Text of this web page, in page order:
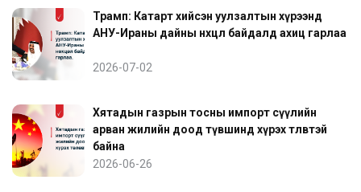
Трамп: Катарт хийсэн уулзалтын хүрээнд
АНУ-Ираны дайны нөхцөл байдалд ахиц гарлаа
2026-07-02
Хятадын газрын тосны импорт сүүлийн
арван жилийн доод түвшинд хүрэх төлөвтэй
байна
2026-06-26